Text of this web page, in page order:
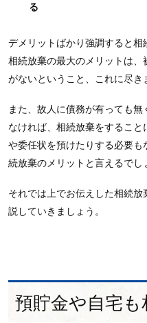
る
デメリットばかり強調すると相
相続放棄の最大のメリットは、
がないということ、これに尽き
また、故人に債務が有っても
なければ、相続放棄をするこ
や委任状を預けたりする必要
続放棄のメリットと言えるでし
それでは上でお伝えした相続
説していきましょう。
預貯金や自宅